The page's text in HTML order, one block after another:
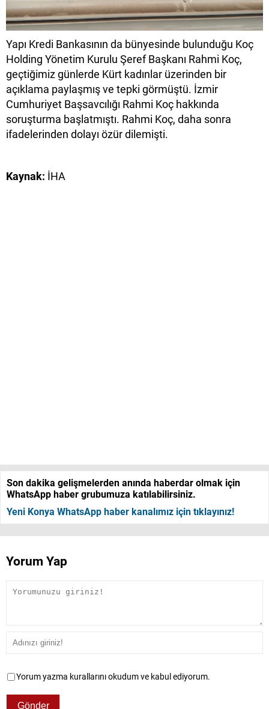
Yapı Kredi Bankasının da bünyesinde bulunduğu Koç
Holding Yönetim Kurulu Şeref Başkanı Rahmi Koç,
geçtiğimiz günlerde Kürt kadınlar üzerinden bir
açıklama paylaşmış ve tepki görmüştü. İzmir
Cumhuriyet Başsavcılığı Rahmi Koç hakkında
soruşturma başlatmıştı. Rahmi Koç, daha sonra
ifadelerinden dolayı özür dilemişti.
Kaynak: İHA
Son dakika gelişmelerden anında haberdar olmak için
WhatsApp haber grubumuza katılabilirsiniz.
Yeni Konya WhatsApp haber kanalımız için tıklayınız!
Yorum Yap
Yorum yazma kurallarını okudum ve kabul ediyorum.